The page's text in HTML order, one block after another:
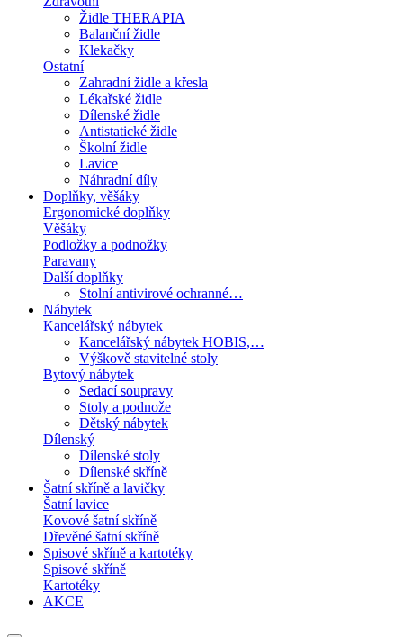
Židle THERAPIA
Balanční židle
Klekačky
Ostatní
Zahradní židle a křesla
Lékařské židle
Dílenské židle
Antistatické židle
Školní židle
Lavice
Náhradní díly
Doplňky, věšáky
Ergonomické doplňky
Věšáky
Podložky a podnožky
Paravany
Další doplňky
Stolní antivirové ochranné…
Nábytek
Kancelářský nábytek
Kancelářský nábytek HOBIS,…
Výškově stavitelné stoly
Bytový nábytek
Sedací soupravy
Stoly a podnože
Dětský nábytek
Dílenský
Dílenské stoly
Dílenské skříně
Šatní skříně a lavičky
Šatní lavice
Kovové šatní skříně
Dřevěné šatní skříně
Spisové skříně a kartotéky
Spisové skříně
Kartotéky
AKCE